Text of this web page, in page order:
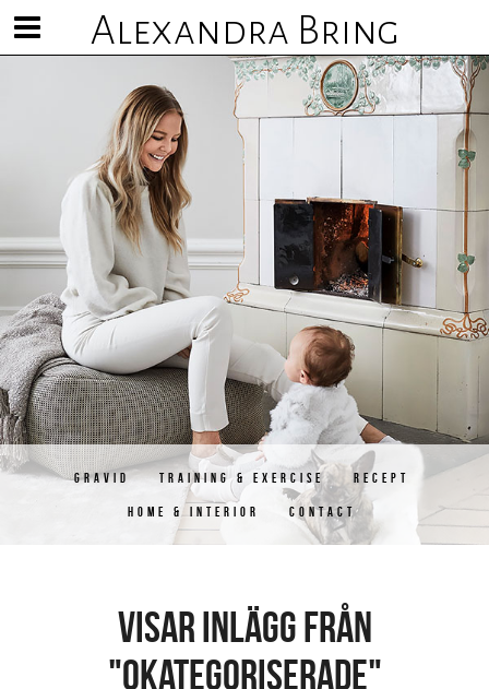
Alexandra Bring
Visa/göm
meny
GRAVID TRAINING & EXERCISE RECEPT
HOME & INTERIOR CONTACT
Visar inlägg från
"okategoriserade"